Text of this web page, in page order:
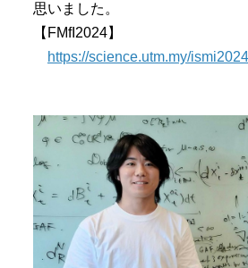
思いました。
【FMfI2024】
https://science.utm.my/